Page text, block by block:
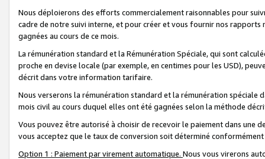
Nous déploierons des efforts commercialement raisonnables pour
cadre de notre suivi interne, et pour créer et vous fournir nos
gagnées au cours de ce mois.
La rémunération standard et la Rémunération Spéciale, qui sont
proche en devise locale (par exemple, en centimes pour les USD),
décrit dans votre information tarifaire.
Nous verserons la rémunération standard et la rémunération spéciale
mois civil au cours duquel elles ont été gagnées selon la méthode
Vous pouvez être autorisé à choisir de recevoir le paiement dans une
vous acceptez que le taux de conversion soit déterminé
Option 1 : Paiement par virement automatique. Nous vous virerons